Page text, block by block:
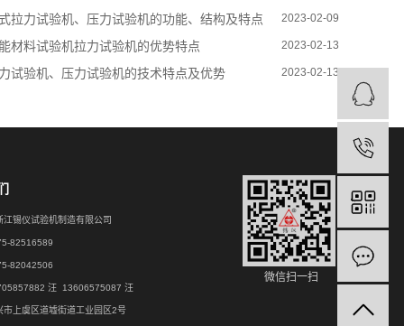
拉力试验机、压力试验机的功能、结构及特点 2023-02-09
材料试验机拉力试验机的优势特点 2023-02-13
试验机、压力试验机的技术特点及优势 2023-02-13
江锡仪试验机制造有限公司
82516589
82042506
汪 13606575087 汪
市上虞区道墟街道工业园区2号
微信扫一扫